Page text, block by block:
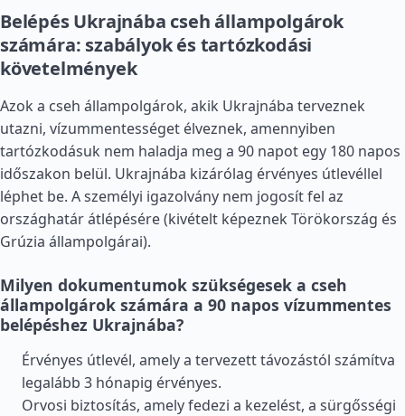
Belépés Ukrajnába cseh állampolgárok
számára: szabályok és tartózkodási
követelmények
Azok a cseh állampolgárok, akik Ukrajnába terveznek
utazni, vízummentességet élveznek, amennyiben
tartózkodásuk nem haladja meg a 90 napot egy 180 napos
időszakon belül. Ukrajnába kizárólag érvényes útlevéllel
léphet be. A személyi igazolvány nem jogosít fel az
országhatár átlépésére (kivételt képeznek Törökország és
Grúzia állampolgárai).
Milyen dokumentumok szükségesek a cseh
állampolgárok számára a 90 napos vízummentes
belépéshez Ukrajnába?
Érvényes útlevél, amely a tervezett távozástól számítva
legalább 3 hónapig érvényes.
Orvosi biztosítás, amely fedezi a kezelést, a sürgősségi